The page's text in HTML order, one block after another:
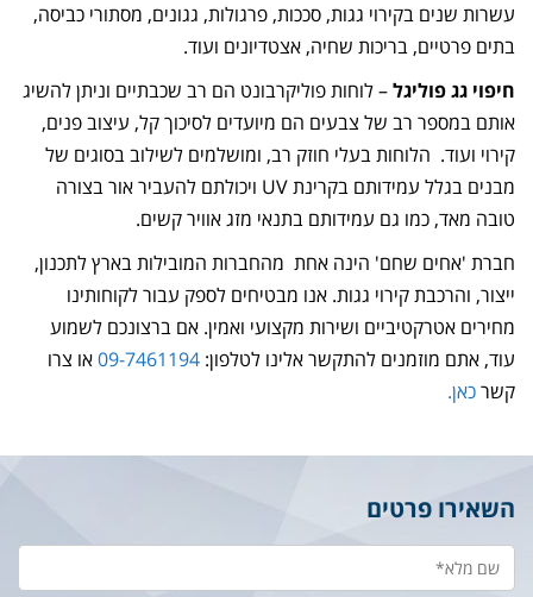
עשרות שנים בקירוי גגות, סככות, פרגולות, גגונים, מסתורי כביסה,
בתים פרטיים, בריכות שחיה, אצטדיונים ועוד.
חיפוי גג פוליגל– לוחות פוליקרבונט הם רב שכבתיים וניתן להשיג
אותם במספר רב של צבעים הם מיועדים לסיכוך קל, עיצוב פנים,
קירוי ועוד. הלוחות בעלי חוזק רב, ומושלמים לשילוב בסוגים של
מבנים בגלל עמידותם בקרינת UV ויכולתם להעביר אור בצורה
טובה מאד, כמו גם עמידותם בתנאי מזג אוויר קשים.
חברת 'אחים שחם' הינה אחת מהחברות המובילות בארץ לתכנון,
ייצור, והרכבת קירוי גגות. אנו מבטיחים לספק עבור לקוחותינו
מחירים אטרקטיביים ושירות מקצועי ואמין. אם ברצונכם לשמוע
עוד, אתם מוזמנים להתקשר אלינו לטלפון: 09-7461194או צרו
קשרכאן.
השאירו פרטים